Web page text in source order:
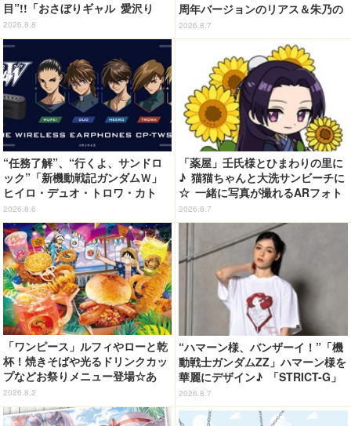
目”!!「おさぼりギャル 愛沢り
さ」フィギュアで新登場
2026.8.8
周年バージョンのリアス＆朱乃の
フィギュアがリニューアルパッケ
ージで登場！
2026.8.7
“任務了解”、“行くよ、サンドロ
ック”「新機動戦記ガンダムＷ」
ヒイロ・デュオ・トロワ・カト
ル・五飛の声がする…！ 新規録
り下ろしボイス搭載のワイヤレス
イヤホンが登場
2026.8.6
「薬屋」壬氏様とひまわりの里に
♪ 猫猫ちゃんと大洗サンビーチに
☆ 一緒に写真が撮れるARフォト
スポット企画「猫猫・壬氏と夏巡
り」開催【茨城県】
2026.8.7
「ワンピース」ルフィやローと乾
杯！焼きそばや光るドリンクカッ
プなどお祭りメニュー登場☆あ
の“麦わら帽子”もグッズ化!? 【U
SJ「ワンピース・プレミア・サマ
ー」が開幕】
2026.8.2
“ハマーン様、バンザーイ！”「機
動戦士ガンダムZZ」ハマーン様を
華麗にデザイン♪ 「STRICT-G」
Tシャツなどミニコレクション登
場
2026.8.7